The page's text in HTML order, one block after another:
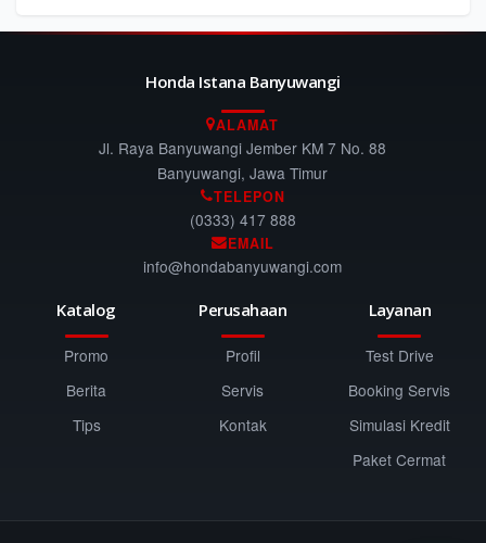
Honda Istana Banyuwangi
ALAMAT
Jl. Raya Banyuwangi Jember KM 7 No. 88
Banyuwangi, Jawa Timur
TELEPON
(0333) 417 888
EMAIL
info@hondabanyuwangi.com
Katalog
Promo
Berita
Tips
Perusahaan
Profil
Servis
Kontak
Layanan
Test Drive
Booking Servis
Simulasi Kredit
Paket Cermat